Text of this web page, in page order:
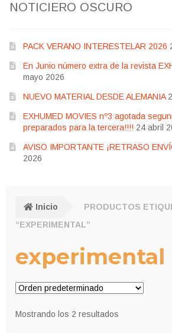
NOTICIERO OSCURO
PACK VERANO INTERESTELAR 2026
En Junio número extra de la revista
mayo 2026
NUEVO MATERIAL DESDE ALEMANIA
EXHUMED MOVIES nº3 agotada
preparados para la tercera!!!! 24 abril
AVISO IMPORTANTE ¡RETRASO
2026
Inicio
PRODUCTOS
“EXPERIMENTAL”
experimental
Mostrando los 2 resultados